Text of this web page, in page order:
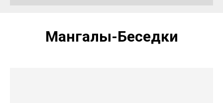
Мангалы-Беседки